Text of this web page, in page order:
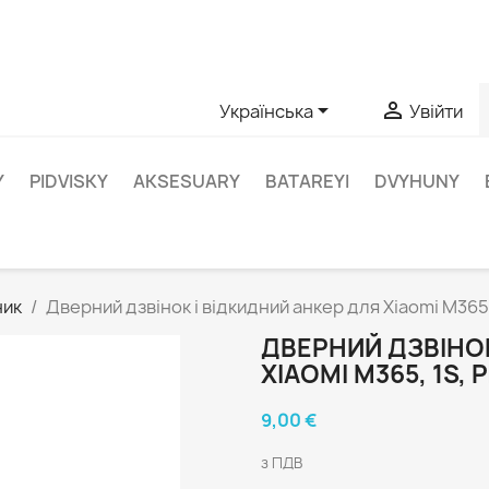
Українська  Увійти
PIDVISKY AKSESUARY BATAREYI DVYHUNY
Дверний дзвінок і відкидний анкер для Xiaomi
ДВЕРНИЙ
XIAOMI M365, 1S,
9,00 €
з ПДВ